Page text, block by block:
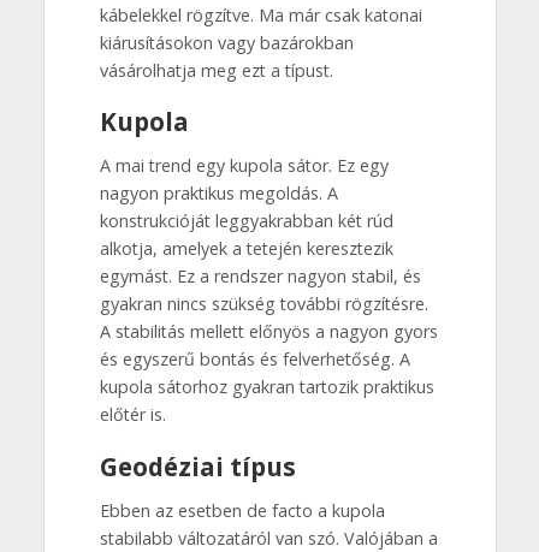
kábelekkel rögzítve. Ma már csak katonai
kiárusításokon vagy bazárokban
vásárolhatja meg ezt a típust.
Kupola
A mai trend egy kupola sátor. Ez egy
nagyon praktikus megoldás. A
konstrukcióját leggyakrabban két rúd
alkotja, amelyek a tetején keresztezik
egymást. Ez a rendszer nagyon stabil, és
gyakran nincs szükség további rögzítésre.
A stabilitás mellett előnyös a nagyon gyors
és egyszerű bontás és felverhetőség. A
kupola sátorhoz gyakran tartozik praktikus
előtér is.
Geodéziai típus
Ebben az esetben de facto a kupola
stabilabb változatáról van szó. Valójában a